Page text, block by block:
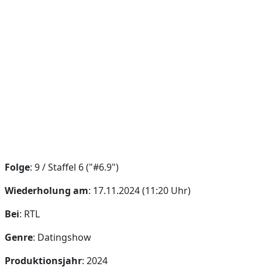
Folge: 9 / Staffel 6 ("#6.9")
Wiederholung am: 17.11.2024 (11:20 Uhr)
Bei: RTL
Genre: Datingshow
Produktionsjahr: 2024